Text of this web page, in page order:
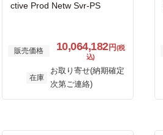
ctive Prod Netw Svr-PS
販売価格 10,064,182円(税
込)
在庫
お取り寄せ(納期確定
次第ご連絡)